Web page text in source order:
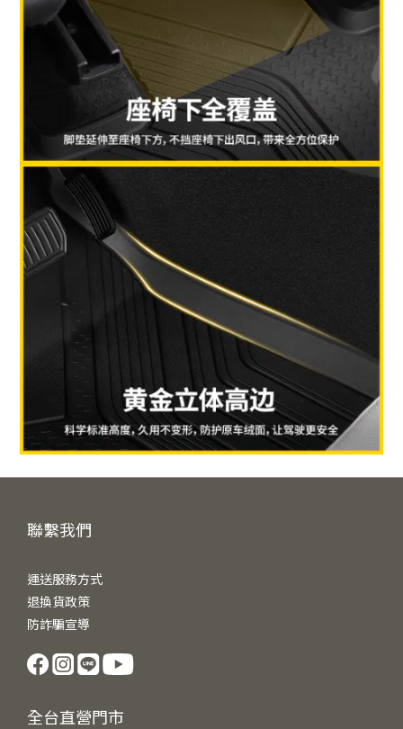
聯繫我們
運送服務方式
退換貨政策
防詐騙宣導
全台直營門市